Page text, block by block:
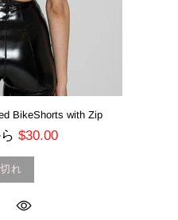
BikeShorts with Zip
$30.00
れ